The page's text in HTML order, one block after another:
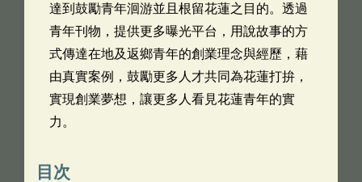
達到鼓勵青年洄游並且根留花蓮之目的。透過
青年刊物，提供更多曝光平台，用說故事的方
式傳達在地及返鄉青年的創業理念與經歷，藉
由真實案例，鼓勵更多人才共同為花蓮打拚，
實現創業夢想，讓更多人看見花蓮青年的實
力。
目次